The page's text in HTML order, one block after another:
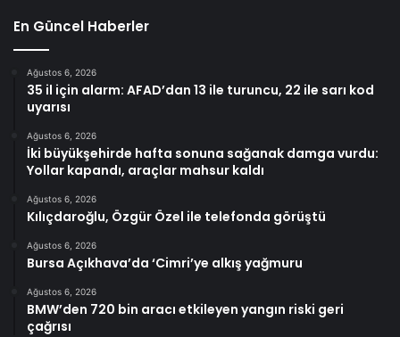
En Güncel Haberler
Ağustos 6, 2026
35 il için alarm: AFAD’dan 13 ile turuncu, 22 ile sarı kod
uyarısı
Ağustos 6, 2026
İki büyükşehirde hafta sonuna sağanak damga vurdu:
Yollar kapandı, araçlar mahsur kaldı
Ağustos 6, 2026
Kılıçdaroğlu, Özgür Özel ile telefonda görüştü
Ağustos 6, 2026
Bursa Açıkhava’da ‘Cimri’ye alkış yağmuru
Ağustos 6, 2026
BMW’den 720 bin aracı etkileyen yangın riski geri
çağrısı